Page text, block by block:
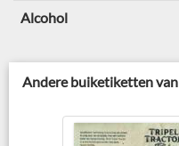
Alcohol
Andere buiketiketten van